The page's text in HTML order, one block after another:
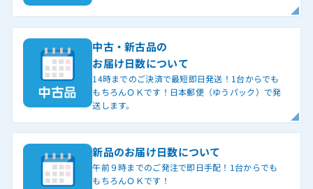
中古・新古品の
お届け日数について
14時までのご決済で最短即日発送！1台からでも
もちろんＯＫです！日本郵便（ゆうパック）で発
送します。
新品のお届け日数について
午前９時までのご発注で即日手配！1台からでも
もちろんＯＫです！